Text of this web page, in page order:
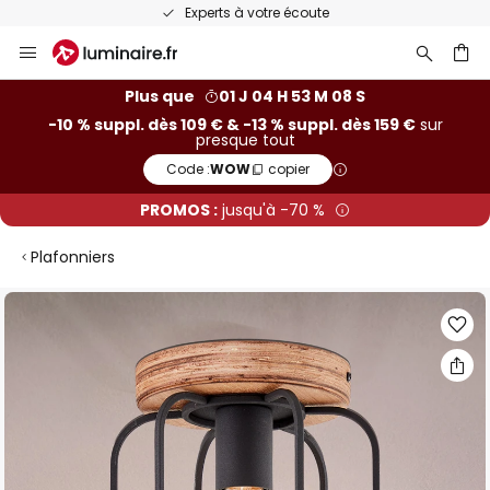
Experts à votre écoute
Allez
au
Plus que
01 J 04 H 53 M 08 S
-10 % suppl. dès 109 € & -13 % suppl. dès 159 €sur
presque tout
Code :WOW copier
PROMOS : jusqu'à -70 %
Plafonniers
Skip